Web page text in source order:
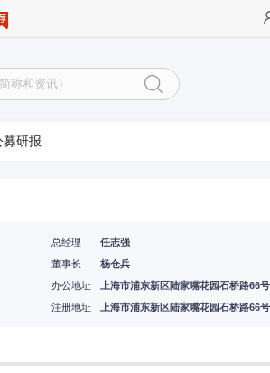
募研报
总经理
任志强
董事长
杨仓兵
办公地址
注册地址